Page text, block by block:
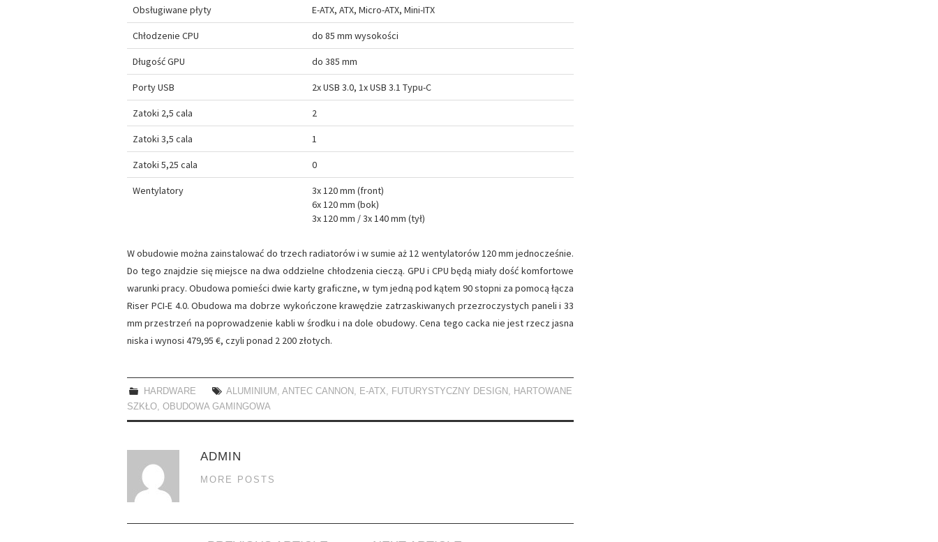
Obsługiwane płyty E-ATX, ATX, Micro-ATX, Mini-ITX
Chłodzenie CPU do 85 mm wysokości
Długość GPU do 385 mm
Porty USB 2x USB 3.0, 1x USB 3.1 Typu-C
Zatoki 2,5 cala 2
Zatoki 3,5 cala 1
Zatoki 5,25 cala 0
Wentylatory
3x 120 mm (front)
6x 120 mm (bok)
3x 120 mm / 3x 140 mm (tył)
W obudowie można zainstalować do trzech radiatorów i w sumie aż 12 wentylatorów 120 mm jednocześnie.
Do tego znajdzie się miejsce na dwa oddzielne chłodzenia cieczą. GPU i CPU będą miały dość komfortowe
warunki pracy. Obudowa pomieści dwie karty graficzne, w tym jedną pod kątem 90 stopni za pomocą łącza
Riser PCI-E 4.0. Obudowa ma dobrze wykończone krawędzie zatrzaskiwanych przezroczystych paneli i 33
mm przestrzeń na poprowadzenie kabli w środku i na dole obudowy. Cena tego cacka nie jest rzecz jasna
niska i wynosi 479,95 €, czyli ponad 2 200 złotych.
HARDWARE ALUMINIUM ,ANTEC CANNON , E-ATX, FUTURYSTYCZNY DESIGN , HARTOWANE
SZKŁO, OBUDOWA GAMINGOWA
ADMIN
MORE POSTS